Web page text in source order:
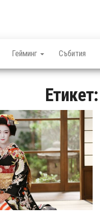
Гейминг Събития
Етикет: